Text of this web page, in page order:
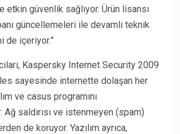
etkin güvenlik sağlıyor. Ürün lisansı
güncellemeleri ile devamlı teknik
de içeriyor.”
Kaspersky Internet Security 2009
sayesinde internette dolaşan her
ve casus programını
saldırısı ve istenmeyen (spam)
de koruyor. Yazılım ayrıca,